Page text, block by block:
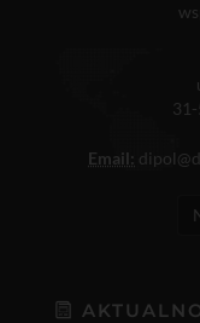
Email: